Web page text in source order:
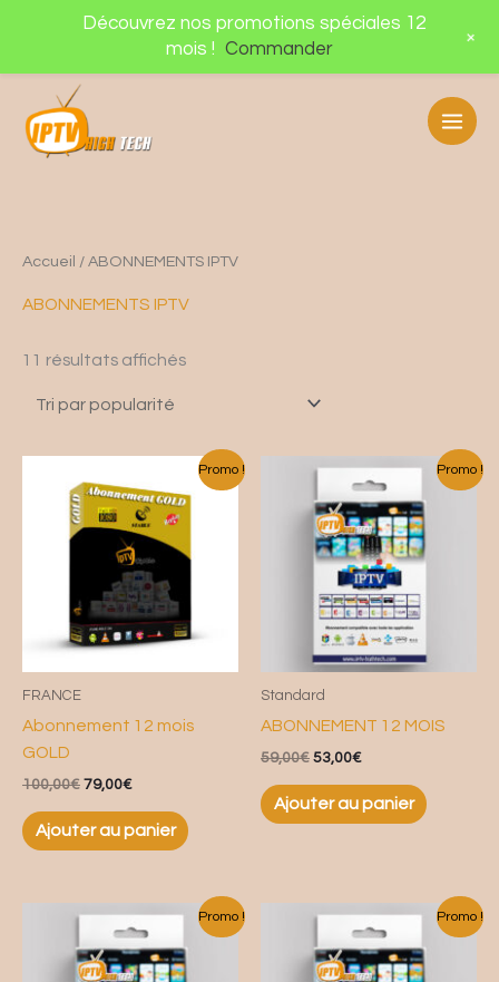
Accueil / ABONNEMENTS IPTV
ABONNEMENTS IPTV
11 résultats affichés
Trié
par
Promo !
FRANCE
Abonnement 12 mois
GOLD
100,00€
prix
initial
était :
100,00€.
79,00€
prix
actuel
est :
79,00€.
Ajouter au panier
Promo !
Standard
ABONNEMENT 12 MOIS
59,00€
Le
initial
était :
59,00€.
53,00€
Le
prix
actuel
est :
53,00€.
Ajouter au panier
Promo !
initial
était :
prix
actuel
est :
Promo !
initial
était :
prix
actuel
est :
Découvrez nos promotions spéciales 12
mois ! Commander
+